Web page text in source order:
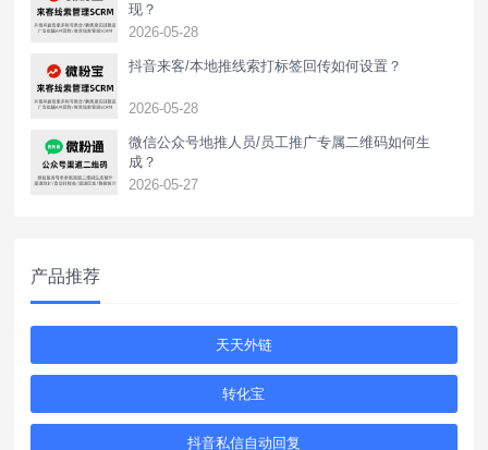
现？
2026-05-28
抖音来客/本地推线索打标签回传如何设置？
2026-05-28
‌微信公众号地推人员/员工推广专属二维码如何生
成？
2026-05-27
产品推荐
天天外链
转化宝
抖音私信自动回复